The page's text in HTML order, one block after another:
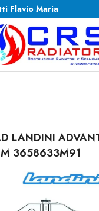
Flavio Maria
LANDINI
3658633M91